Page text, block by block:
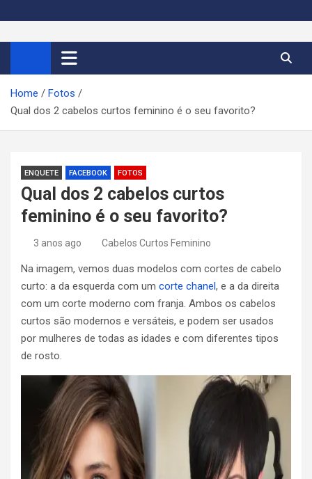
i
t
o
Cortes de Cabelo Curto
Feminino 2026
Moda e tendências dos cabelos curtos femininos 2026
Home
Fotos
Qual dos 2 cabelos curtos feminino é o seu favorito?
ENQUETE FACEBOOK FOTOS
Qual dos 2 cabelos curtos
feminino é o seu favorito?
3 anos ago Cabelos Curtos Feminino
Na imagem, vemos duas modelos com cortes de cabelo
curto: a da esquerda com um corte chanel, e a da direita
com um corte moderno com franja. Ambos os cabelos
curtos são modernos e versáteis, e podem ser usados
por mulheres de todas as idades e com diferentes tipos
de rosto.